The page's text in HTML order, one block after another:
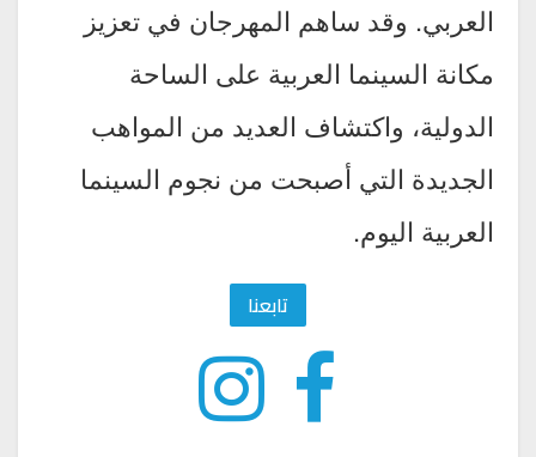
العربي. وقد ساهم المهرجان في تعزيز
مكانة السينما العربية على الساحة
الدولية، واكتشاف العديد من المواهب
الجديدة التي أصبحت من نجوم السينما
العربية اليوم.
تابعنا